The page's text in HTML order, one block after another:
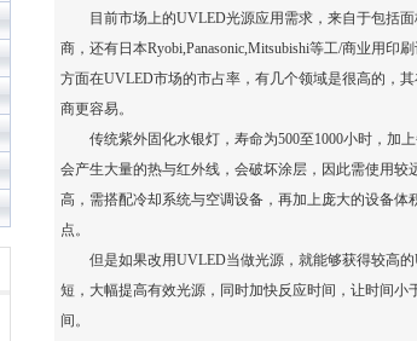
目前市场上的UVLED光源应用需求，来自于包括
商，还有日本Ryobi,Panasonic,Mitsubishi等工/商业用
方面在UVLED市场的市占率，有几个领域是很高的，
商更容易。
传统紫外固化水银灯，寿命为500至1000小时，加
会产生大量的热与红外线，会破坏涂层，因此需使用
高，需搭配冷却系统与空调设备，再加上庞大的设备
点。
但是如果改用UVLED当做光源，就能够获得较高
短，大幅提高有效光源，同时加快反应时间，让时间
间。